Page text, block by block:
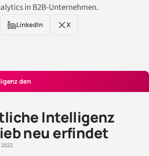
in B2B-Unternehmen.
LinkedIn X
den
Intelligenz
neu erfindet